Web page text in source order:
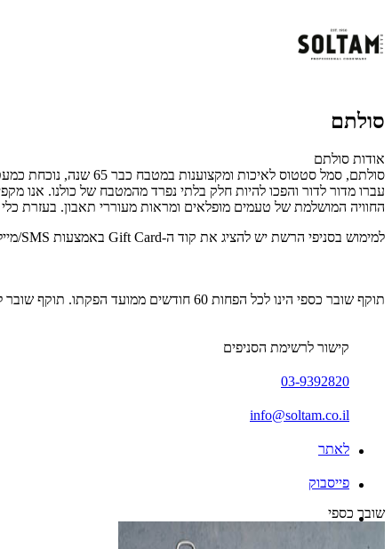
סולתם
אודות סולתם
סולתם, סמל סטטוס
עברו מדור לדור והפכו להיות חלק בלתי נפרד מהמטבח של כולנו. אנו
החוויה המושלמת של טעמים מופלאים ומראות מעוררי תאבון. בעזרת כלי
למימוש בסניפי הרשת יש להציג את קוד ה-Gift Card באמצעות SMS/מייל/דף מודפס.
תוקף שובר כספי הינו לכל הפחות 60 חודשים ממועד הפקתו. תוקף שובר לרכישת מוצר או שירות מסויים יהיה לכל הפחות 24 חודשים ממועד הפקתו
קישור לרשימת הסניפים
03-9392820
info@soltam.co.il
לאתר
פייסבוק
שובר כספי